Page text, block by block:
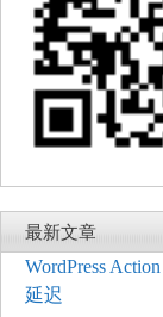
最新文章
WordPress
延迟